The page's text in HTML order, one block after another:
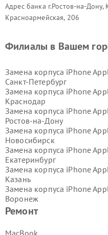
Адрес банка г.Ростов-на-
Красноармейская, 206
Ремонт
MacBook
Филиалы в Вашем
Замена корпуса iPhone
Санкт-Петербург
Замена корпуса iPhone
Краснодар
Замена корпуса iPhone
Ростов-на-Дону
Замена корпуса iPhone
Новосибирск
Замена корпуса iPhone
Екатеринбург
Замена корпуса iPhone
Казань
Замена корпуса iPhone
Воронеж
Замена корпуса iPhone
Замена корпуса iPhone